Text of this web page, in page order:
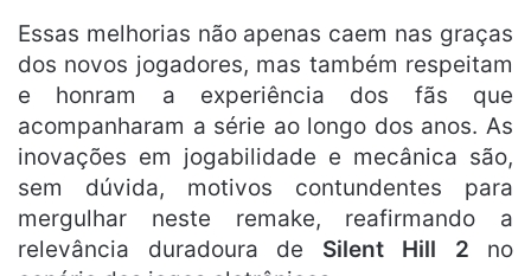
Essas melhorias não apenas caem nas graças
dos novos jogadores, mas também respeitam
e honram a experiência dos fãs que
acompanharam a série ao longo dos anos. As
inovações em jogabilidade e mecânica são,
sem dúvida, motivos contundentes para
mergulhar neste remake, reafirmando a
relevância duradoura de Silent Hill 2 no